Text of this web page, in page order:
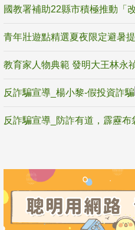
反詐騙宣導_楊小黎-假投資詐騙